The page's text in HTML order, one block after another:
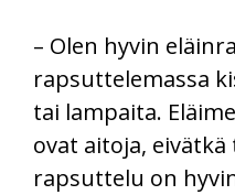
– Olen hyvin
rapsuttelemassa
tai lampaita.
ovat aitoja,
rapsuttelu on